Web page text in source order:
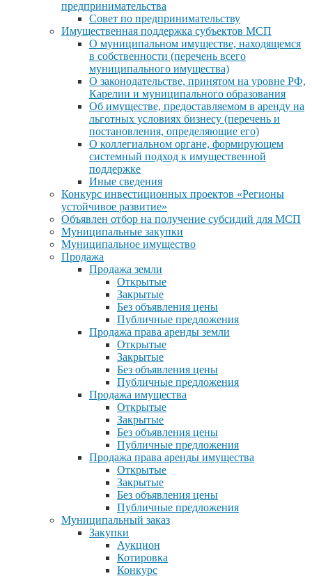
предпринимательства
Совет по предпринимательству
Имущественная поддержка субъектов МСП
О муниципальном имуществе, находящемся
в собственности (перечень всего
муниципального имущества)
О законодательстве, принятом на уровне РФ,
Карелии и муниципального образования
Об имуществе, предоставляемом в аренду на
льготных условиях бизнесу (перечень и
постановления, определяющие его)
О коллегиальном органе, формирующем
системный подход к имущественной
поддержке
Иные сведения
Конкурс инвестиционных проектов «Регионы
устойчивое развитие»
Объявлен отбор на получение субсидий для МСП
Муниципальные закупки
Муниципальное имущество
Продажа
Продажа земли
Открытые
Закрытые
Без объявления цены
Публичные предложения
Продажа права аренды земли
Открытые
Закрытые
Без объявления цены
Публичные предложения
Продажа имущества
Открытые
Закрытые
Без объявления цены
Публичные предложения
Продажа права аренды имущества
Открытые
Закрытые
Без объявления цены
Публичные предложения
Муниципальный заказ
Закупки
Аукцион
Котировка
Конкурс